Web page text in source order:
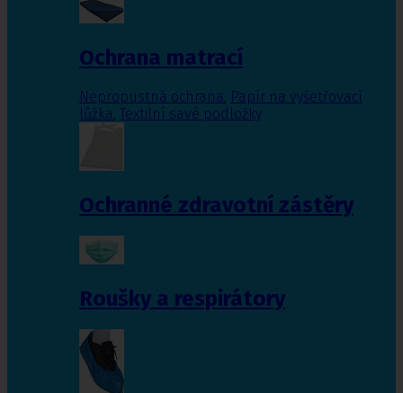
Ochrana matrací
Nepropustná ochrana, Papír na vyšetřovací
lůžka, Textilní savé podložky
Ochranné zdravotní zástěry
Roušky a respirátory